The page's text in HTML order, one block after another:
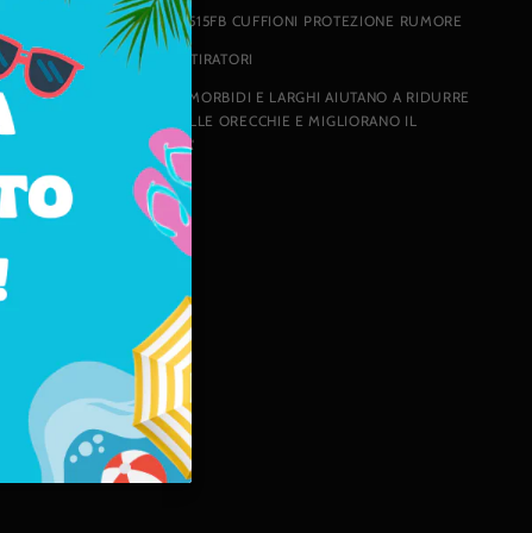
3M PELTOR BULL'S EYE I H515FB CUFFIONI PROTEZIONE RUMORE
CUFFIE PROGETTATE PER I TIRATORI
I CUSCINETTI AURICOLARI MORBIDI E LARGHI AIUTANO A RIDURRE
LA PRESSIONE ATTORNO ALLE ORECCHIE E MIGLIORANO IL
COMFORT E LA VESTIBILITA'
Barcode: 731864004864